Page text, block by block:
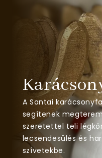
A Santai
segítenek
szeretettel teli
lecsendesülés és
szívetekbe.